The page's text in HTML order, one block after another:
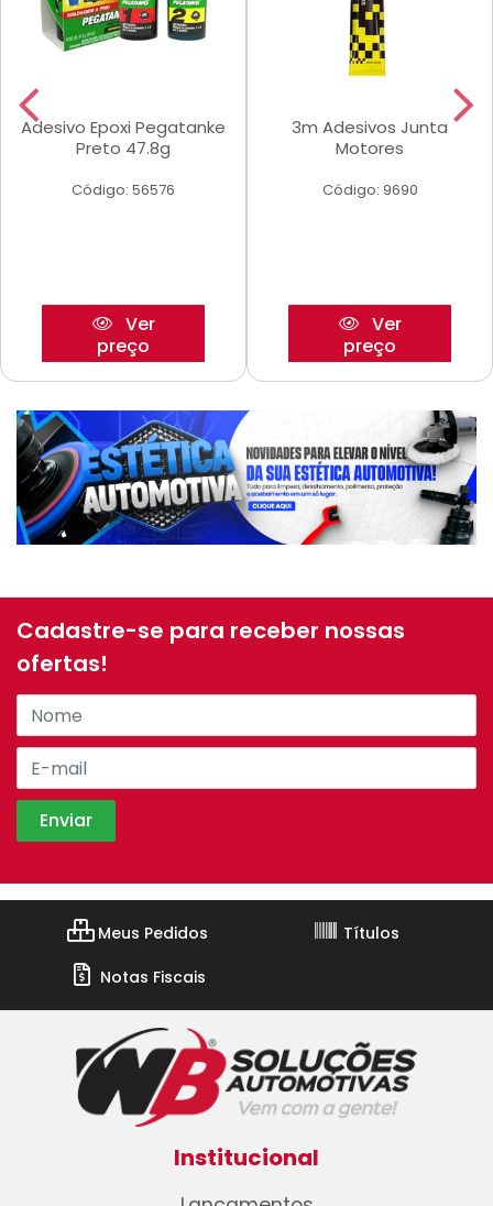
Adesivo Epoxi Pegatanke
Preto 47.8g
Código: 56576
Ver
preço
3m Adesivos Junta
Motores
Código: 9690
Ver
preço
Cadastre-se para receber nossas
ofertas!
Meus Pedidos
Títulos
Notas Fiscais
Institucional